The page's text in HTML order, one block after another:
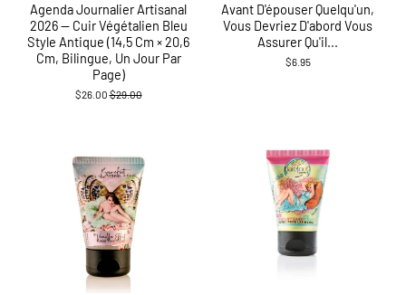
Agenda Journalier Artisanal
2026 — Cuir Végétalien Bleu
Style Antique (14,5 Cm × 20,6
Cm, Bilingue, Un Jour Par
Page)
$26.00Prix
$29.00
Avant D'épouser Quelqu'un,
Vous Devriez D'abord Vous
Assurer Qu'il...
$6.95